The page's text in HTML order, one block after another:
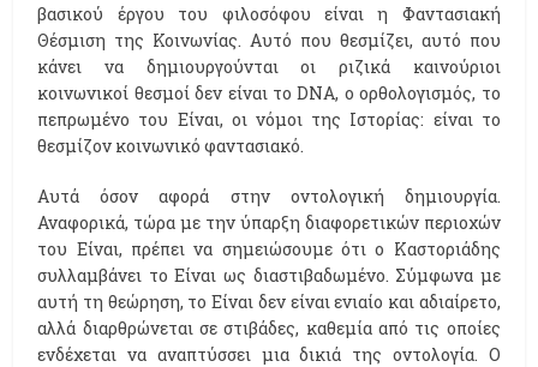
βασικού έργου του φιλοσόφου είναι η Φαντασιακή
Θέσμιση της Κοινωνίας. Αυτό που θεσμίζει, αυτό που
κάνει να δημιουργούνται οι ριζικά καινούριοι
κοινωνικοί θεσμοί δεν είναι το DNA, ο ορθολογισμός, το
πεπρωμένο του Είναι, οι νόμοι της Ιστορίας: είναι το
θεσμίζον κοινωνικό φαντασιακό.
Αυτά όσον αφορά στην οντολογική δημιουργία.
Αναφορικά, τώρα με την ύπαρξη διαφορετικών περιοχών
του Είναι, πρέπει να σημειώσουμε ότι ο Καστοριάδης
συλλαμβάνει το Είναι ως διαστιβαδωμένο. Σύμφωνα με
αυτή τη θεώρηση, το Είναι δεν είναι ενιαίο και αδιαίρετο,
αλλά διαρθρώνεται σε στιβάδες, καθεμία από τις οποίες
ενδέχεται να αναπτύσσει μια δικιά της οντολογία. Ο